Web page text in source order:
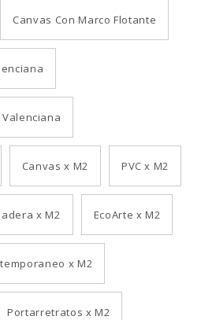
Canvas Con Marco Flotante
Valenciana
Canvas x M2 PVC x M2
x M2 EcoArte x M2
x M2
Portarretratos x M2